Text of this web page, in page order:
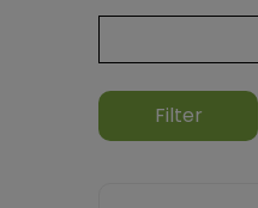
Filter